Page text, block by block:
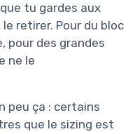
tu gardes aux
retirer. Pour du bloc
pour des grandes
ne le
peu ça : certains
que le sizing est